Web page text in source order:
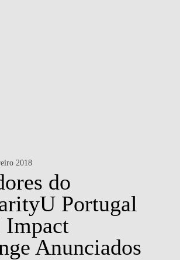
2018
do
Portugal
Impact
Anunciados